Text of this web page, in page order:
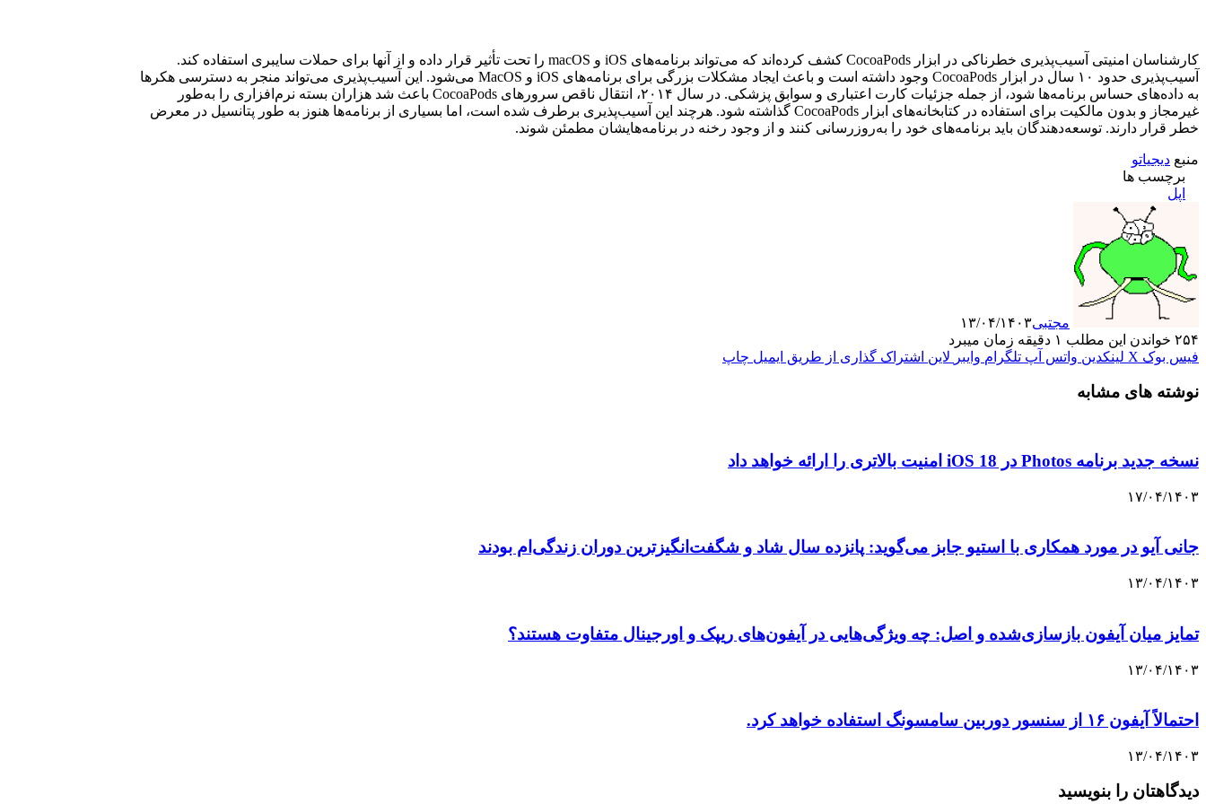
کارشناسان امنیتی آسیب‌پذیری خطرناکی در ابزار CocoaPods کشف کرده‌اند که می‌تواند برنامه‌های iOS و macOS را تحت تأثیر قرار داده و از آنها برای حملات سایبری استفاده کند.
آسیب‌پذیری حدود ۱۰ سال در ابزار CocoaPods وجود داشته است و باعث ایجاد مشکلات بزرگی برای برنامه‌های iOS و MacOS می‌شود. این آسیب‌پذیری می‌تواند منجر به دسترسی هکرها
به داده‌های حساس برنامه‌ها شود، از جمله جزئیات کارت اعتباری و سوابق پزشکی. در سال ۲۰۱۴، انتقال ناقص سرورهای CocoaPods باعث شد هزاران بسته نرم‌افزاری را به‌طور
غیرمجاز و بدون مالکیت برای استفاده در کتابخانه‌های ابزار CocoaPods گذاشته شود. هرچند این آسیب‌پذیری برطرف شده است، اما بسیاری از برنامه‌ها هنوز به طور پتانسیل در معرض
خطر قرار دارند. توسعه‌دهندگان باید برنامه‌های خود را به‌روزرسانی کنند و از وجود رخنه در برنامه‌هایشان مطمئن شوند.
منبع دیجیاتو
برچسب ها
اپل
مجتبی۱۳/۰۴/۱۴۰۳
۲۵۴ خواندن این مطلب ۱ دقیقه زمان میبرد
فیس بوک X لینکدین واتس آپ تلگرام وایبر لاین اشتراک گذاری از طریق ایمیل چاپ
نوشته های مشابه
نسخه جدید برنامه Photos در iOS 18 امنیت بالاتری را ارائه خواهد داد
۱۷/۰۴/۱۴۰۳
جانی آیو در مورد همکاری با استیو جابز می‌گوید: پانزده سال شاد و شگفت‌انگیزترین دوران زندگی‌ام بودند
۱۳/۰۴/۱۴۰۳
تمایز میان آیفون بازسازی‌شده و اصل: چه ویژگی‌هایی در آیفون‌های ریپک و اورجینال متفاوت هستند؟
۱۳/۰۴/۱۴۰۳
احتمالاً آیفون ۱۶ از سنسور دوربین سامسونگ استفاده خواهد کرد.
۱۳/۰۴/۱۴۰۳
دیدگاهتان را بنویسید